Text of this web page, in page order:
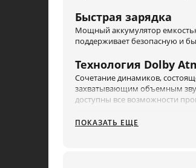
Быстрая зарядка
Мощный аккумулятор
поддерживает безопасную и
Технология Dolby
Сочетание динамиков,
захватывающим объемным
доступны все возможности
ПОКАЗАТЬ ЕЩЕ